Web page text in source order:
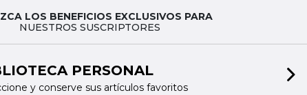
LOS BENEFICIOS EXCLUSIVOS PARA
NUESTROS SUSCRIPTORES
PERSONAL
y conserve sus artículos favoritos